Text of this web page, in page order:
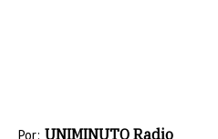
Por: UNIMINUTO Radio